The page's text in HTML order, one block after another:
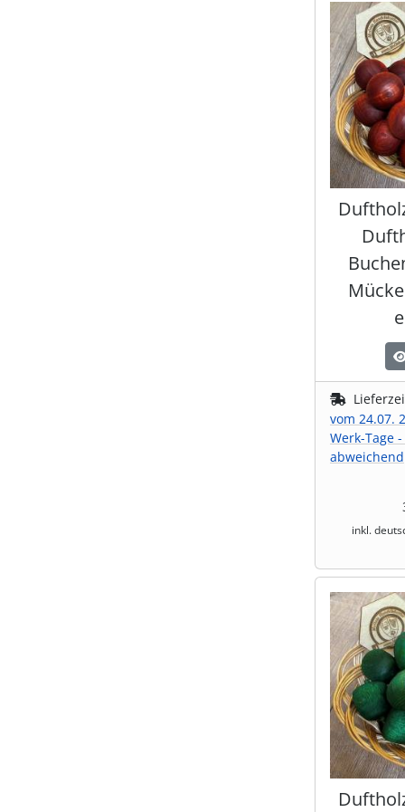
vom 24.07.
Werk-Tage
abweichend
inkl.